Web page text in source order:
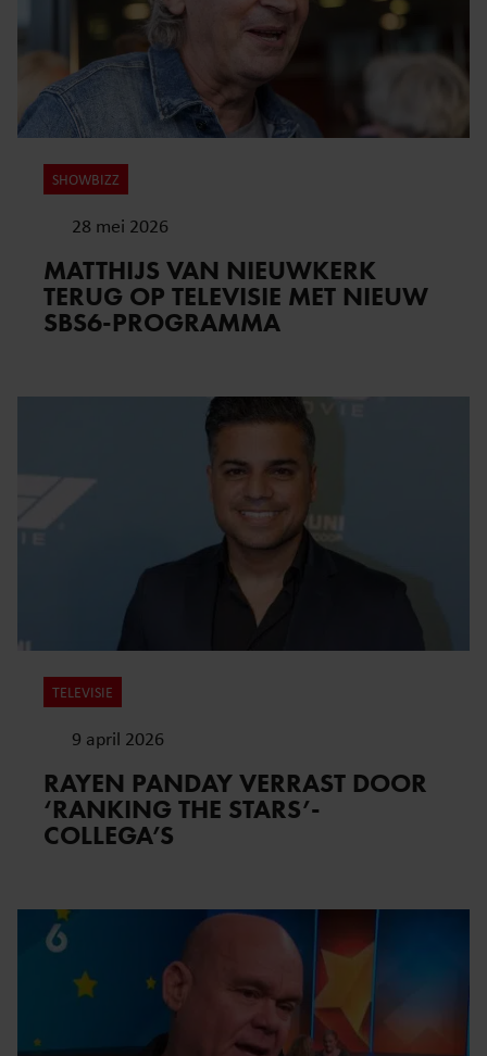
SHOWBIZZ
28 mei 2026
MATTHIJS VAN NIEUWKERK
TERUG OP TELEVISIE MET NIEUW
SBS6-PROGRAMMA
TELEVISIE
9 april 2026
RAYEN PANDAY VERRAST DOOR
‘RANKING THE STARS’-
COLLEGA’S